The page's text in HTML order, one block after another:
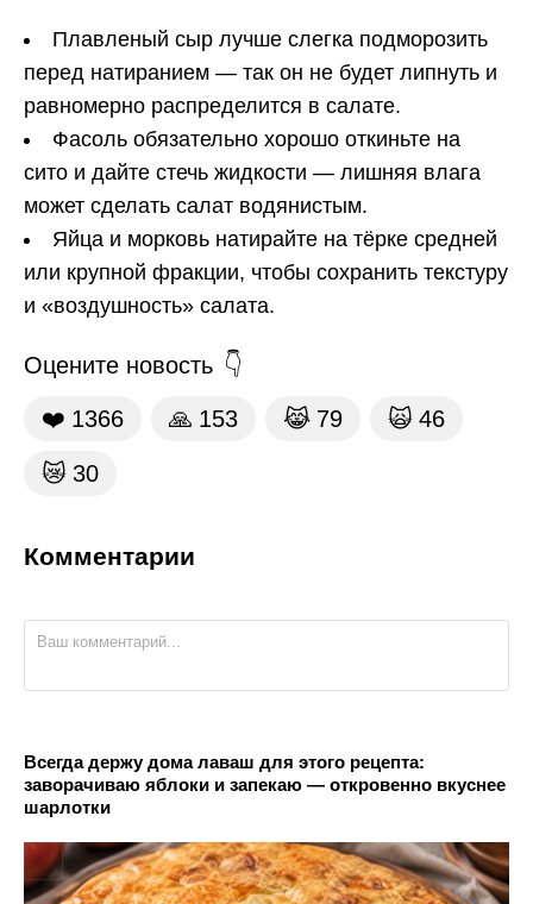
Плавленый сыр лучше слегка подморозить
перед натиранием — так он не будет липнуть и
равномерно распределится в салате.
Фасоль обязательно хорошо откиньте на
сито и дайте стечь жидкости — лишняя влага
может сделать салат водянистым.
Яйца и морковь натирайте на тёрке средней
или крупной фракции, чтобы сохранить текстуру
и «воздушность» салата.
Оцените новость
❤️ 1366 🙏 153 😹 79 🙀 46
😿 30
Комментарии
Всегда держу дома лаваш для этого рецепта:
заворачиваю яблоки и запекаю — откровенно вкуснее
шарлотки